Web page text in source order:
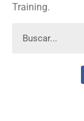
Training.